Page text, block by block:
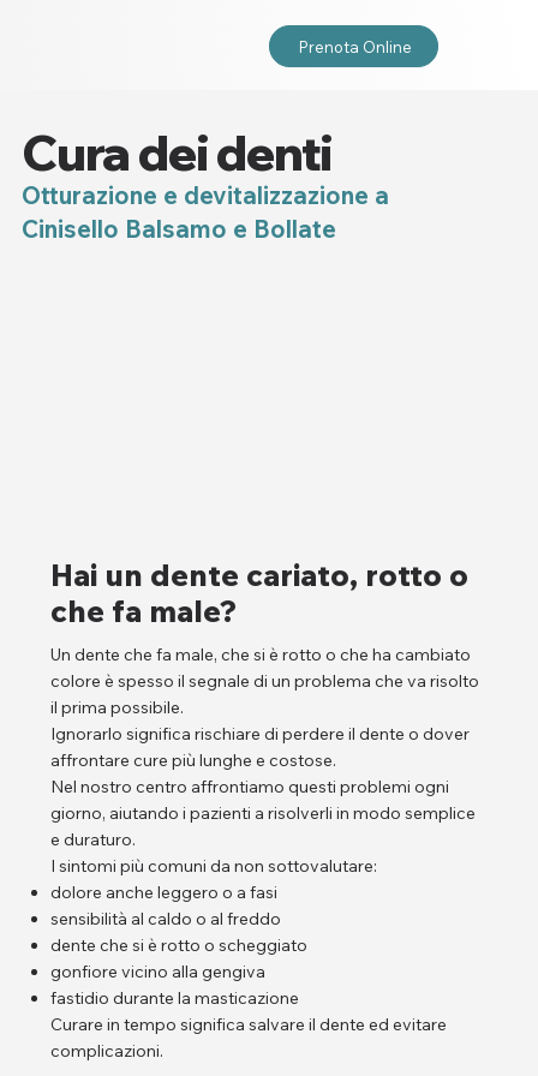
Prenota Online
Cura dei denti
Otturazione e devitalizzazione a
Cinisello Balsamo e Bollate
Hai un dente cariato, rotto o
che fa male?
Un dente che fa male, che si è rotto o che ha cambiato
colore è spesso il segnale di un problema che va risolto
il prima possibile.
Ignorarlo significa rischiare di perdere il dente o dover
affrontare cure più lunghe e costose.
Nel nostro centro affrontiamo questi problemi ogni
giorno, aiutando i pazienti a risolverli in modo semplice
e duraturo.
I sintomi più comuni da non sottovalutare:
dolore anche leggero o a fasi
sensibilità al caldo o al freddo
dente che si è rotto o scheggiato
gonfiore vicino alla gengiva
fastidio durante la masticazione
Curare in tempo significa salvare il dente ed evitare
complicazioni.